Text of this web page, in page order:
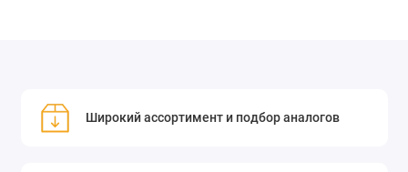
Широкий ассортимент и подбор аналогов